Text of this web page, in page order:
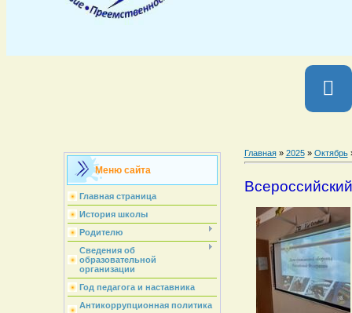
Меню сайта
Главная страница
История школы
Родителю
Сведения об
образовательной
организации
Год педагога и наставника
Антикоррупционная политика
Главная» 2025 » Октябрь